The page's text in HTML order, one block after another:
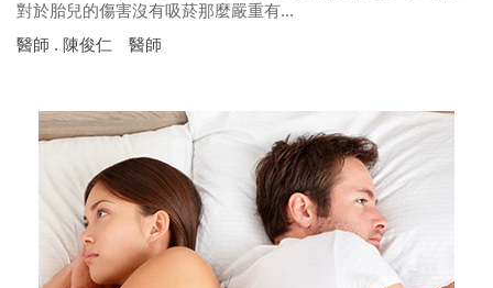
對於胎兒的傷害沒有吸菸那麼嚴重有...
醫師 . 陳俊仁 醫師